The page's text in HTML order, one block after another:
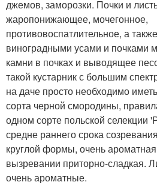
джемов, заморозки. Почки и
жаропонижающее, мочегонное,
противовоспатлительное, а
виноградными усами и
камни в почках и выводящее
такой кустарник с большим
на даче просто необходимо
сорта черной смородины,
одном сорте польской селекции
средне раннего срока
круглой формы, очень
вызревании приторно-сладкая.
очень ароматные.